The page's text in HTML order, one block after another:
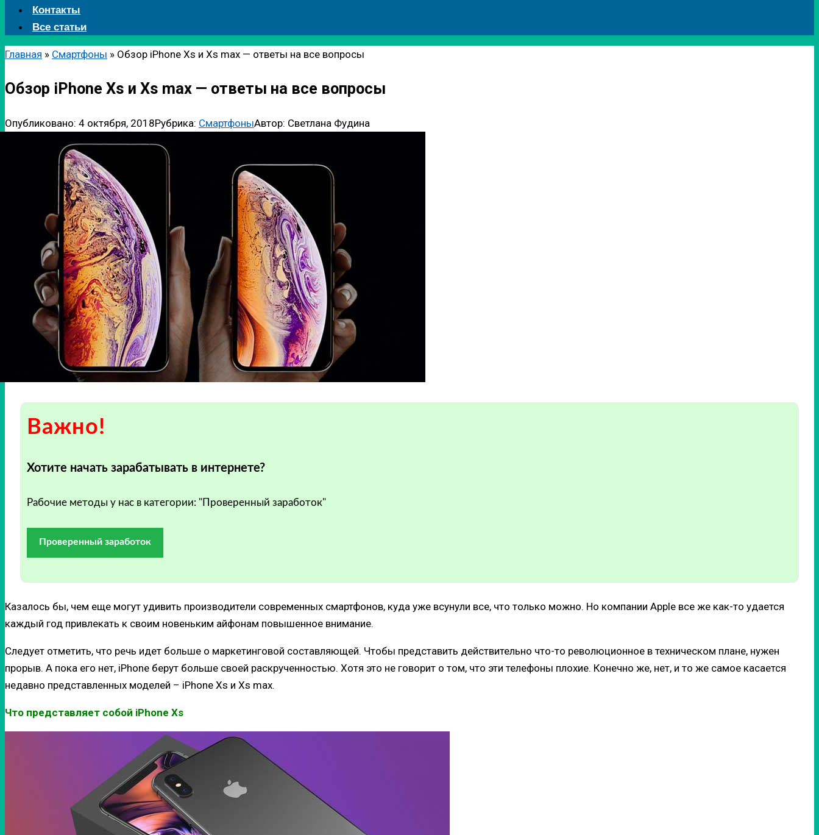
Контакты
Все статьи
Главная » Смартфоны » Обзор iPhone Xs и Xs max — ответы на все вопросы
Обзор iPhone Xs и Xs max — ответы на все вопросы
Опубликовано: 4 октября, 2018Рубрика: СмартфоныАвтор: Светлана Фудина
Важно!
Хотите начать зарабатывать в интернете?
Рабочие методы у нас в категории: "Проверенный заработок"
Проверенный заработок
Казалось бы, чем еще могут удивить производители современных смартфонов, куда уже всунули все, что только можно. Но компании Apple все же как-то удается
каждый год привлекать к своим новеньким айфонам повышенное внимание.
Следует отметить, что речь идет больше о маркетинговой составляющей. Чтобы представить действительно что-то революционное в техническом плане, нужен
прорыв. А пока его нет, iPhone берут больше своей раскрученностью. Хотя это не говорит о том, что эти телефоны плохие. Конечно же, нет, и то же самое касается
недавно представленных моделей – iPhone Xs и Xs max.
Что представляет собой iPhone Xs